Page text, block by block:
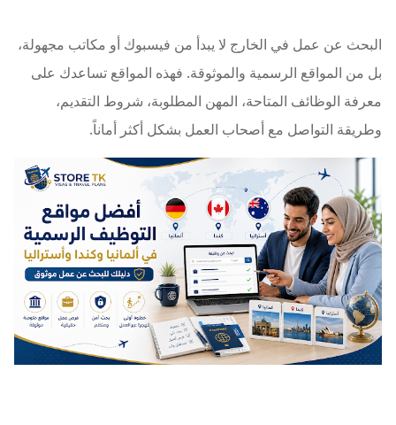
البحث عن عمل في الخارج لا يبدأ من فيسبوك أو مكاتب مجهولة،
بل من المواقع الرسمية والموثوقة. فهذه المواقع تساعدك على
معرفة الوظائف المتاحة، المهن المطلوبة، شروط التقديم،
وطريقة التواصل مع أصحاب العمل بشكل أكثر أماناً.